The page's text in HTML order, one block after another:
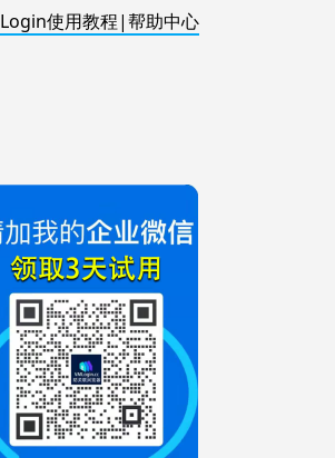
使用教程|帮助中心